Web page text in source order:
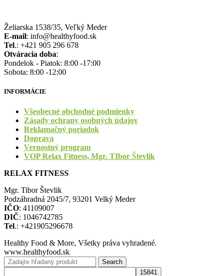
Želiarska 1538/35, Veľký Meder
E-mail: info@healthyfood.sk
Tel.: +421 905 296 678
Otváracia doba:
Pondelok - Piatok: 8:00 -17:00
Sobota: 8:00 -12:00
INFORMÁCIE
Všeobecné obchodné podmienky
Zásady ochrany osobných údajov
Reklamačný poriadok
Doprava
Vernostný program
VOP Relax Fitness, Mgr. TIbor Števlík
RELAX FITNESS
Mgr. Tibor Števlik
Podzáhradná 2045/7, 93201 Velký Meder
IČO: 41109007
DIČ: 1046742785
Tel.: +421905296678
Healthy Food & More, Všetky práva vyhradené.
www.healthyfood.sk
Search